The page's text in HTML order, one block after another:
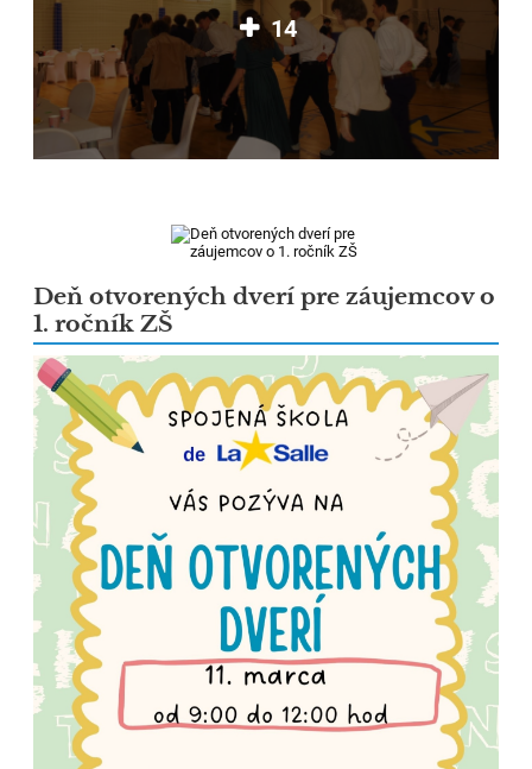
14
Deň otvorených dverí pre záujemcov o
1. ročník ZŠ